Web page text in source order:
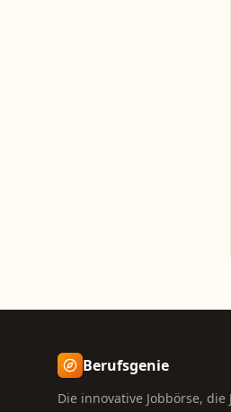
Berufsgenie
Die innovative Jobbörse, die